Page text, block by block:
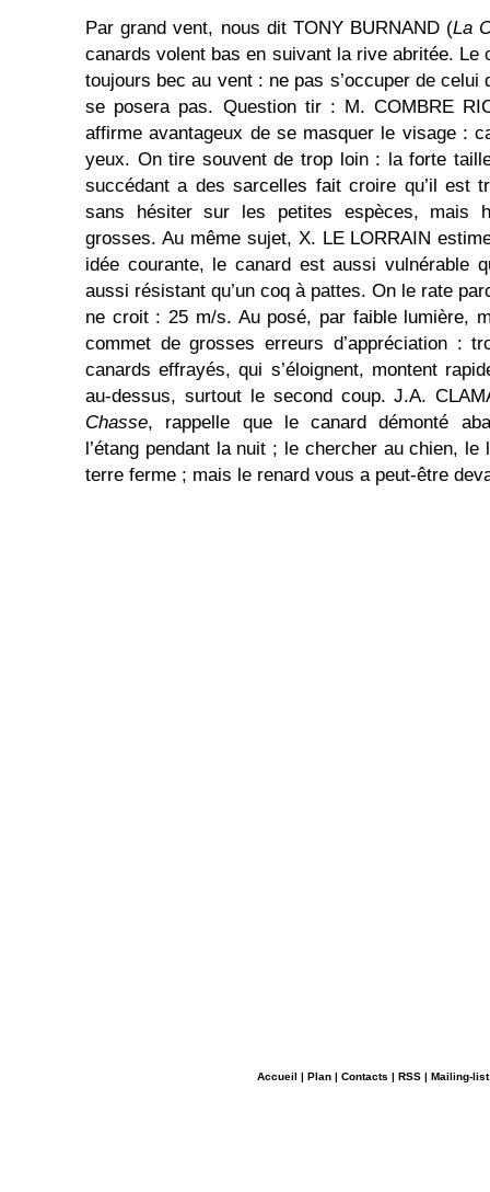
Par grand vent, nous dit TONY BURNAND (La
canards volent bas en suivant la rive abritée. Le
toujours bec au vent : ne pas s’occuper de
se posera pas. Question tir : M. COMBRE
affirme avantageux de se masquer le visage :
yeux. On tire souvent de trop loin : la forte
succédant a des sarcelles fait croire qu’il est
sans hésiter sur les petites espèces, mais
grosses. Au même sujet, X. LE LORRAIN
idée courante, le canard est aussi vulnérable
aussi résistant qu’un coq à pattes. On le rate
ne croit : 25 m/s. Au posé, par faible lumière,
commet de grosses erreurs d’appréciation :
canards effrayés, qui s’éloignent, montent
au-dessus, surtout le second coup. J.A.
Chasse, rappelle que le canard démonté
l’étang pendant la nuit ; le chercher au chien,
terre ferme ; mais le renard vous a peut-être
Accueil | Plan | Contacts | RSS | Mailing-list